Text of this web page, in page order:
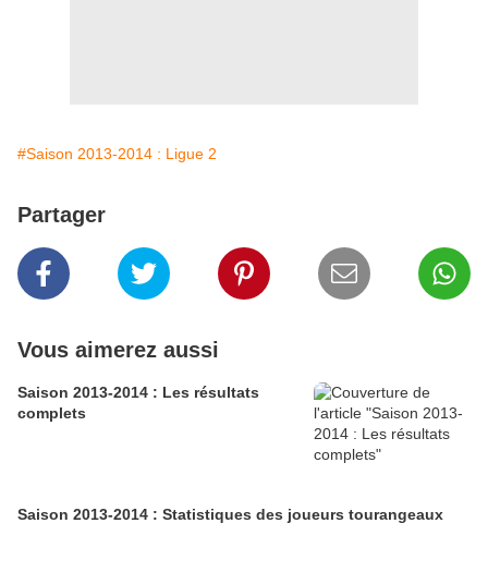
#Saison 2013-2014 : Ligue 2
Partager
Vous aimerez aussi
Saison 2013-2014 : Les résultats
complets
Saison 2013-2014 : Statistiques des joueurs tourangeaux